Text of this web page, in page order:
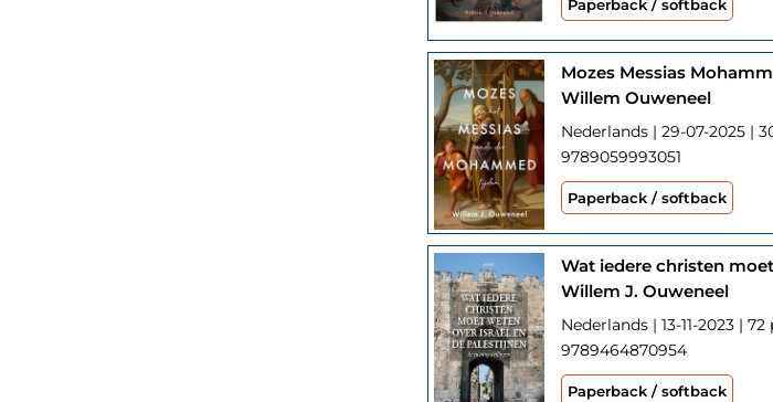
Paperback / softback
Mozes Messias
Willem Ouweneel
Nederlands | 29-07-2025 |
9789059993051
Paperback / softback
Willem J. Ouweneel
Nederlands | 13-11-2023 |
9789464870954
Paperback / softback